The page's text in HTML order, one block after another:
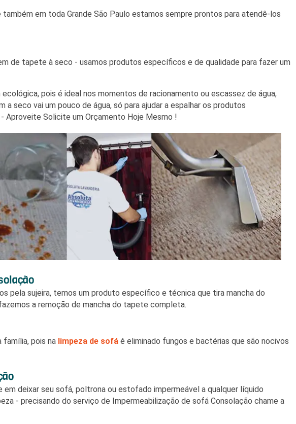
também em toda Grande São Paulo estamos sempre prontos para atendê-los
de tapete à seco - usamos produtos específicos e de qualidade para fazer um
pois é ideal nos momentos de racionamento ou escassez de água,
seco vai um pouco de água, só para ajudar a espalhar os produtos
- Aproveite Solicite um Orçamento Hoje Mesmo !
pela sujeira, temos um produto específico e técnica que tira mancha do
a remoção de mancha do tapete completa.
família, pois na limpeza de sofá é eliminado fungos e bactérias que são nocivos
em deixar seu sofá, poltrona ou estofado impermeável a qualquer líquido
- precisando do serviço de Impermeabilização de sofá Consolação chame a